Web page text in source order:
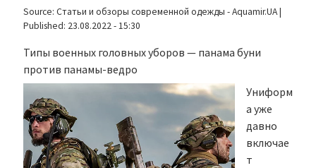
Source: Статьи и обзоры современной одежды - Aquamir.UA|
Published: 23.08.2022 - 15:30
Типы военных головных уборов — панама буни
против панамы-ведро
Униформ
а уже
давно
включае
т